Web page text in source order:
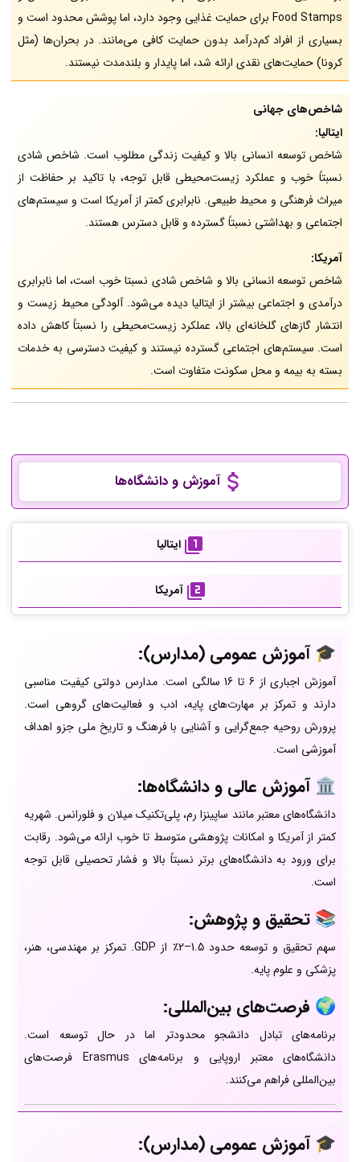
Food Stamps برای حمایت غذایی وجود دارد، اما پوشش محدود است و
بسیاری از افراد کم‌درآمد بدون حمایت کافی می‌مانند. در بحران‌ها (مثل
کرونا) حمایت‌های نقدی ارائه شد، اما پایدار و بلندمدت نیستند.
شاخص‌های جهانی
ایتالیا:
شاخص توسعه انسانی بالا و کیفیت زندگی مطلوب است. شاخص شادی
نسبتاً خوب و عملکرد زیست‌محیطی قابل توجه، با تاکید بر حفاظت از
میراث فرهنگی و محیط طبیعی. نابرابری کمتر از آمریکا است و سیستم‌های
اجتماعی و بهداشتی نسبتاً گسترده و قابل دسترس هستند.
آمریکا:
شاخص توسعه انسانی بالا و شاخص شادی نسبتا خوب است، اما نابرابری
درآمدی و اجتماعی بیشتر از ایتالیا دیده می‌شود. آلودگی محیط زیست و
انتشار گازهای گلخانه‌ای بالا، عملکرد زیست‌محیطی را نسبتاً کاهش داده
است. سیستم‌های اجتماعی گسترده نیستند و کیفیت دسترسی به خدمات
بسته به بیمه و محل سکونت متفاوت است.
آموزش و دانشگاه‌ها
ایتالیا
آمریکا
🎓 آموزش عمومی (مدارس):
آموزش اجباری از 6 تا 16 سالگی است. مدارس دولتی کیفیت مناسبی
دارند و تمرکز بر مهارت‌های پایه، ادب و فعالیت‌های گروهی است.
پرورش روحیه جمع‌گرایی و آشنایی با فرهنگ و تاریخ ملی جزو اهداف
آموزشی است.
🏛️ آموزش عالی و دانشگاه‌ها:
دانشگاه‌های معتبر مانند ساپینزا رم، پلی‌تکنیک میلان و فلورانس. شهریه
کمتر از آمریکا و امکانات پژوهشی متوسط تا خوب ارائه می‌شود. رقابت
برای ورود به دانشگاه‌های برتر نسبتاً بالا و فشار تحصیلی قابل توجه
است.
📚 تحقیق و پژوهش:
سهم تحقیق و توسعه حدود 1.5–2٪ از GDP. تمرکز بر مهندسی، هنر،
پزشکی و علوم پایه.
🌍 فرصت‌های بین‌المللی:
برنامه‌های تبادل دانشجو محدودتر اما در حال توسعه است.
دانشگاه‌های معتبر اروپایی و برنامه‌های Erasmus فرصت‌های
بین‌المللی فراهم می‌کنند.
🎓 آموزش عمومی (مدارس):